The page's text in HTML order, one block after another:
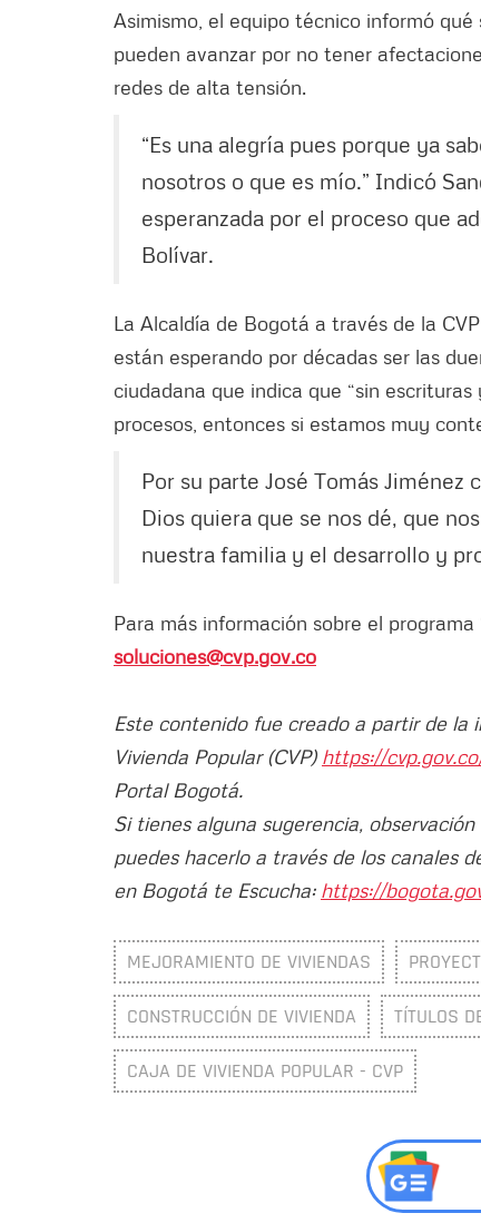
Asimismo, el equipo técnico informó
pueden avanzar por no tener
redes de alta tensión.
“Es una alegría pues porque ya
nosotros o que es mío.” Indicó
esperanzada por el proceso que
Bolívar.
La Alcaldía de Bogotá a través de la
están esperando por décadas ser las
ciudadana que indica que “sin
procesos, entonces si estamos muy
Por su parte José Tomás Jiménez
Dios quiera que se nos dé, que
nuestra familia y el desarrollo y
Para más información sobre el
soluciones@cvp.gov.co
Este contenido fue creado a partir de la
Vivienda Popular (CVP) https://
Portal Bogotá.
Si tienes alguna sugerencia,
puedes hacerlo a través de los canales
en Bogotá te Escucha: https://
MEJORAMIENTO DE VIVIENDAS
CONSTRUCCIÓN DE VIVIENDA TÍTULOS
CAJA DE VIVIENDA POPULAR - CVP